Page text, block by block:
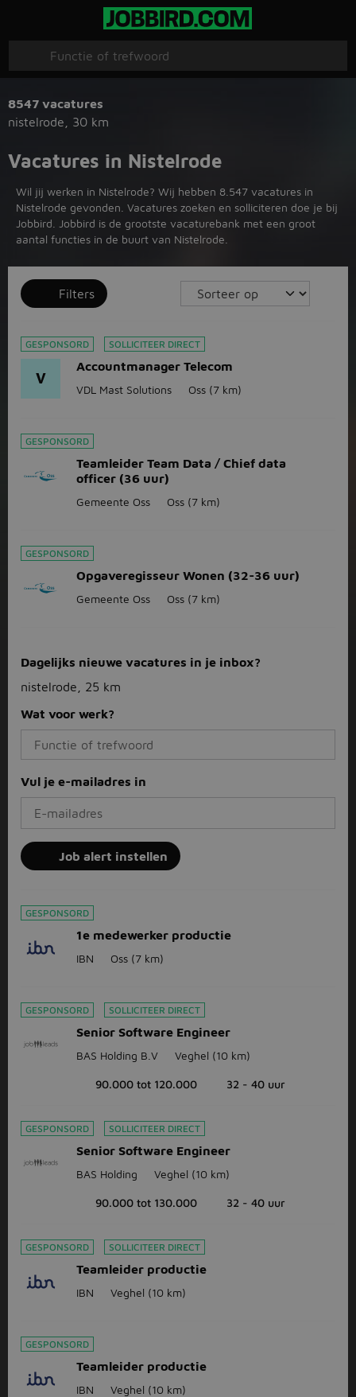
8547 vacatures
nistelrode
30 km
Vacatures in Nistelrode
Wil jij werken in Nistelrode? Wij hebben 8.547 vacatures in
Nistelrode gevonden. Vacatures zoeken en solliciteren doe je bij
Jobbird. Jobbird is de grootste vacaturebank met een groot
aantal functies in de buurt van Nistelrode.
Filters
GESPONSORD SOLLICITEER DIRECT
V
Accountmanager Telecom
VDL Mast Solutions Oss (7 km)
GESPONSORD
Teamleider Team Data / Chief data
officer (36 uur)
Gemeente Oss Oss (7 km)
GESPONSORD
Opgaveregisseur Wonen (32-36 uur)
Gemeente Oss Oss (7 km)
Dagelijks nieuwe vacatures in je inbox?
nistelrode, 25 km
Wat voor werk?
Vul je e-mailadres in
Job alert instellen
GESPONSORD
1e medewerker productie
IBN Oss (7 km)
GESPONSORD SOLLICITEER DIRECT
Senior Software Engineer
BAS Holding B.V Veghel (10 km)
90.000 tot 120.000 32 - 40 uur
GESPONSORD SOLLICITEER DIRECT
Senior Software Engineer
BAS Holding Veghel (10 km)
90.000 tot 130.000 32 - 40 uur
GESPONSORD SOLLICITEER DIRECT
Teamleider productie
IBN Veghel (10 km)
GESPONSORD
Teamleider productie
IBN Veghel (10 km)